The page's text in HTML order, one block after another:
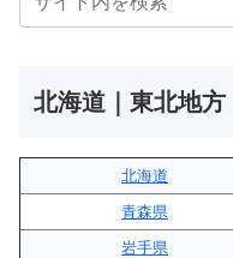
北海道｜東北地方
北海道
青森県
岩手県